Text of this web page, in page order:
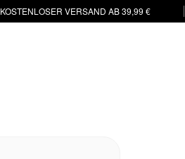
KOSTENLOSER VERSAND AB 39,99 €